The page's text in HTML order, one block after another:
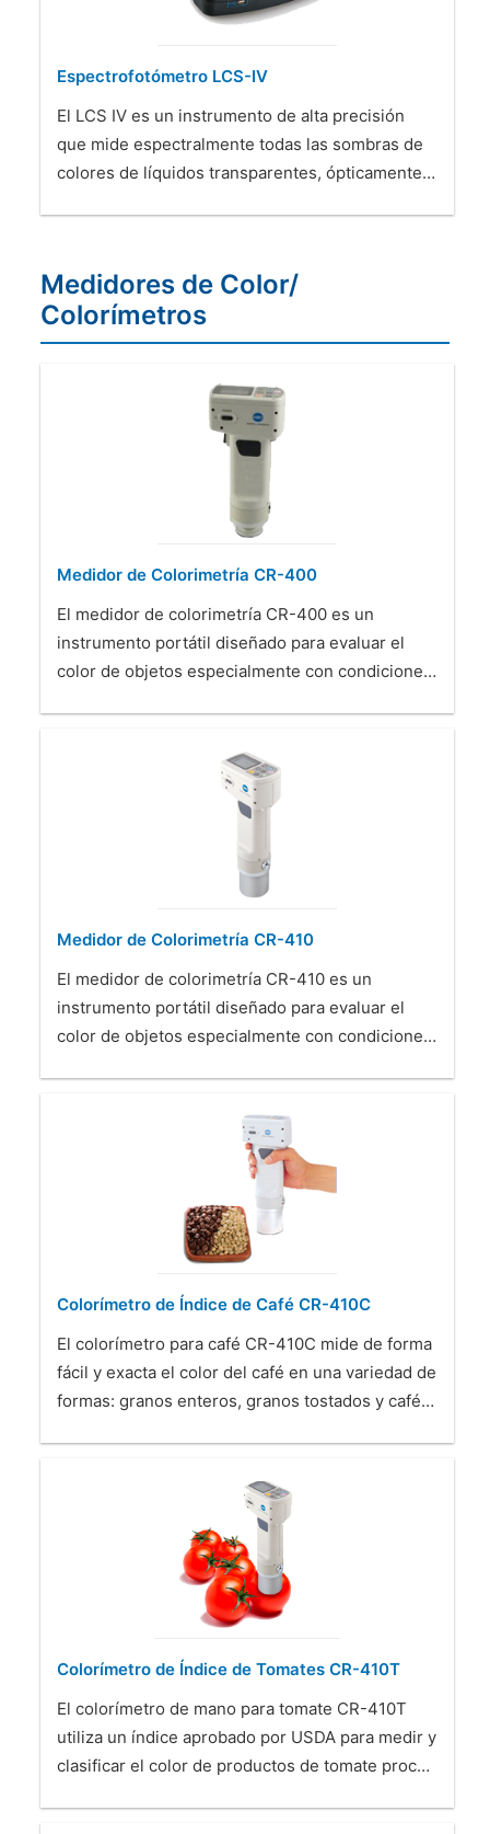
Espectrofotómetro LCS-IV
El LCS IV es un instrumento de alta precisión
que mide espectralmente todas las sombras de
colores de líquidos transparentes, ópticamente…
Medidores de Color/
Colorímetros
Medidor de Colorimetría CR-400
El medidor de colorimetría CR-400 es un
instrumento portátil diseñado para evaluar el
color de objetos especialmente con condicione…
Medidor de Colorimetría CR-410
El medidor de colorimetría CR-410 es un
instrumento portátil diseñado para evaluar el
color de objetos especialmente con condicione…
Colorímetro de Índice de Café CR-410C
El colorímetro para café CR-410C mide de forma
fácil y exacta el color del café en una variedad de
formas: granos enteros, granos tostados y café…
Colorímetro de Índice de Tomates CR-410T
El colorímetro de mano para tomate CR-410T
utiliza un índice aprobado por USDA para medir y
clasificar el color de productos de tomate proc…